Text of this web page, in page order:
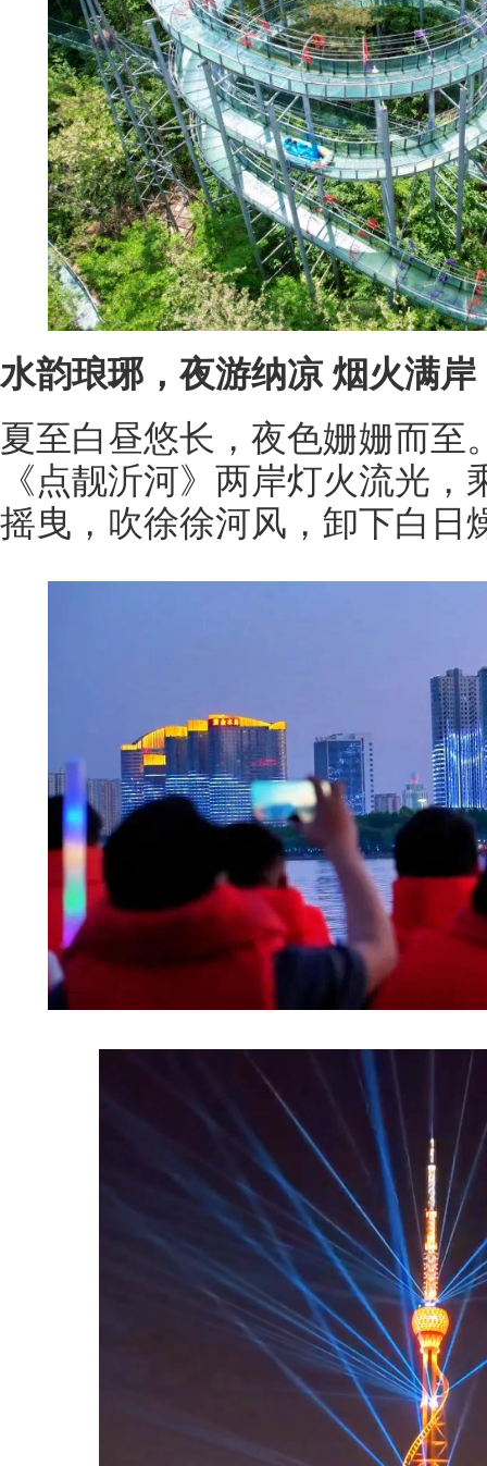
水韵琅琊，夜游纳凉 烟火满岸
夏至白昼悠长，夜色姗姗而至
《点靓沂河》两岸灯火流光
摇曳，吹徐徐河风，卸下白日